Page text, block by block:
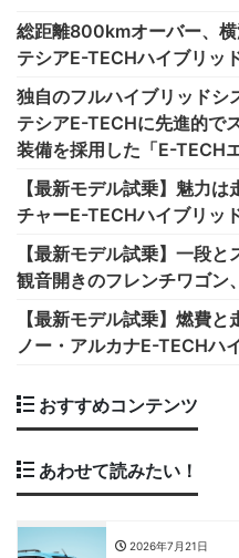
総距離800kmオーバー、
テシアE-TECHハイブリッ
独自のフルハイブリッドシ
テシアE-TECHに先進的で
装備を採用した「E-TECH
【最新モデル試乗】魅力
チャーE-TECHハイブリッ
【最新モデル試乗】一段
観音開きのフレンチワゴン
【最新モデル試乗】燃費
ノー・アルカナE-TECHハ
おすすめコンテンツ
あわせて読みたい！
2026年7月21日